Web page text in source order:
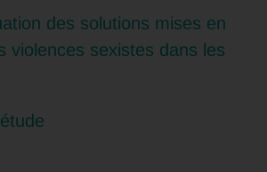
des solutions mises en
violences sexistes dans les